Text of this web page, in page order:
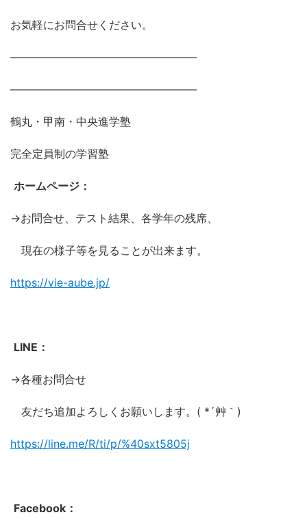
お気軽にお問合せください。
―――――――――――――――――
―――――――――――――――――
鶴丸・甲南・中央進学塾
完全定員制の学習塾
ホームページ：
→お問合せ、テスト結果、各学年の残席、
現在の様子等を見ることが出来ます。
https://vie-aube.jp/
LINE：
→各種お問合せ
友だち追加よろしくお願いします。( *´艸｀)
https://line.me/R/ti/p/%40sxt5805j
Facebook：